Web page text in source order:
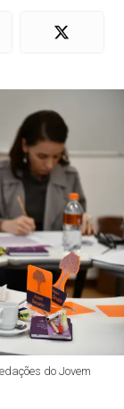
do Jovem